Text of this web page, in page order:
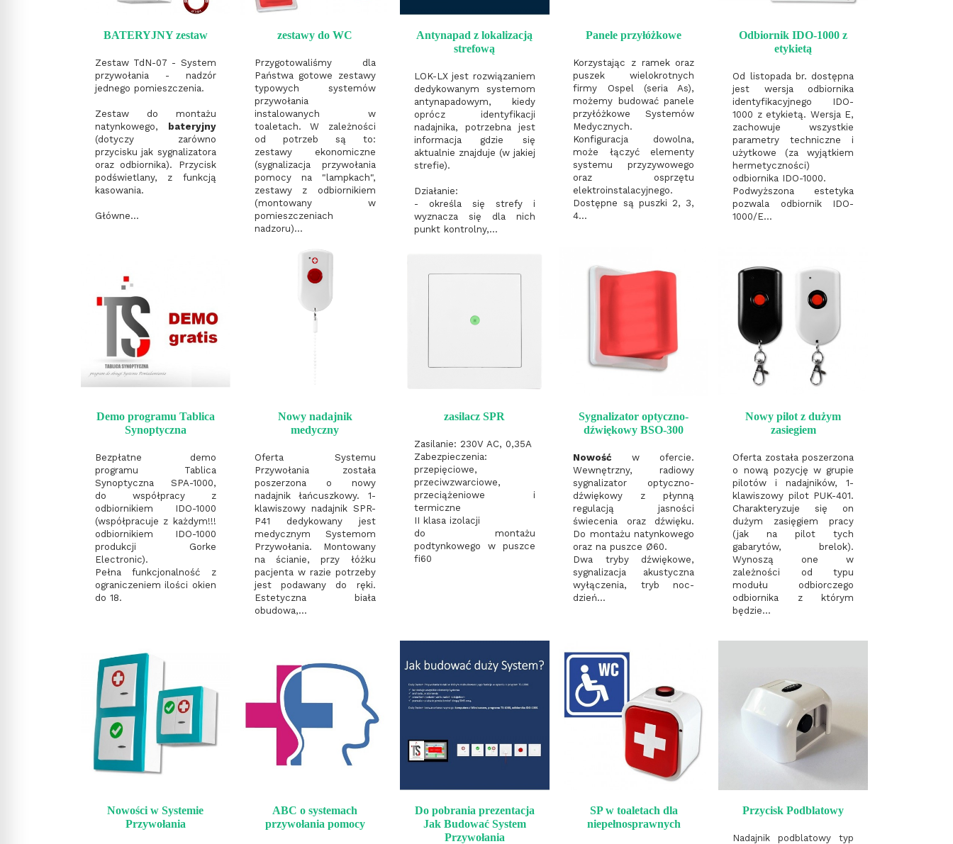
BATERYJNY zestaw
Zestaw TdN-07 - System
przywołania - nadzór
jednego pomieszczenia.
Zestaw do montażu
natynkowego,
bateryjny
(dotyczy zarówno
przycisku jak sygnalizatora
oraz odbiornika). Przycisk
podświetlany, z funkcją
kasowania.
Główne...
zestawy do WC
Przygotowaliśmy dla
Państwa gotowe zestawy
typowych systemów
przywołania
instalowanych w
toaletach. W zależności
od potrzeb są to:
zestawy ekonomiczne
(sygnalizacja przywołania
pomocy na "lampkach",
zestawy z odbiornikiem
(montowany w
pomieszczeniach
nadzoru)...
Antynapad z lokalizacją
strefową
LOK-LX jest rozwiązaniem
dedykowanym systemom
antynapadowym, kiedy
oprócz identyfikacji
nadajnika, potrzebna jest
informacja gdzie się
aktualnie znajduje (w jakiej
strefie).
Działanie:
- określa się strefy i
wyznacza się dla nich
punkt kontrolny,...
Panele przyłóżkowe
Korzystając z ramek oraz
puszek wielokrotnych
firmy Ospel (seria As),
możemy budować panele
przyłóżkowe Systemów
Medycznych.
Konfiguracja dowolna,
może łączyć elementy
systemu przyzywowego
oraz osprzętu
elektroinstalacyjnego.
Dostępne są puszki 2, 3,
4...
Odbiornik IDO-1000 z
etykietą
Od listopada br. dostępna
jest wersja odbiornika
identyfikacyjnego IDO-
1000 z etykietą. Wersja E,
zachowuje wszystkie
parametry techniczne i
użytkowe (za wyjątkiem
hermetyczności)
odbiornika IDO-1000.
Podwyższona estetyka
pozwala odbiornik IDO-
1000/E...
Demo programu Tablica
Synoptyczna
Bezpłatne demo
programu Tablica
Synoptyczna SPA-1000,
do współpracy z
odbiornikiem IDO-1000
(współpracuje z każdym!!!
odbiornikiem IDO-1000
produkcji Gorke
Electronic).
Pełna funkcjonalność z
ograniczeniem ilości okien
do 18.
Nowy nadajnik
medyczny
Oferta Systemu
Przywołania została
poszerzona o nowy
nadajnik łańcuszkowy. 1-
klawiszowy nadajnik SPR-
P41 dedykowany jest
medycznym Systemom
Przywołania. Montowany
na ścianie, przy łóżku
pacjenta w razie potrzeby
jest podawany do ręki.
Estetyczna biała
obudowa,...
zasilacz SPR
Zasilanie: 230V AC, 0,35A
Zabezpieczenia:
przepięciowe,
przeciwzwarciowe,
przeciążeniowe i
termiczne
II klasa izolacji
do montażu
podtynkowego w puszce
fi60
Sygnalizator optyczno-
dźwiękowy BSO-300
Nowość w ofercie.
Wewnętrzny, radiowy
sygnalizator optyczno-
dźwiękowy z płynną
regulacją jasności
świecenia oraz dźwięku.
Do montażu natynkowego
oraz na puszce Ø60.
Dwa tryby dźwiękowe,
sygnalizacja akustyczna
wyłączenia, tryb noc-
dzień...
Nowy pilot z dużym
zasiegiem
Oferta została poszerzona
o nową pozycję w grupie
pilotów i nadajników, 1-
klawiszowy pilot PUK-401.
Charakteryzuje się on
dużym zasięgiem pracy
(jak na pilot tych
gabarytów, brelok).
Wynoszą one w
zależności od typu
modułu odbiorczego
odbiornika z którym
będzie...
Nowości w Systemie
Przywołania
ABC o systemach
przywołania pomocy
Do pobrania prezentacja
Jak Budować System
Przywołania
SP w toaletach dla
niepełnosprawnych
Przycisk Podblatowy
Nadajnik podblatowy typ